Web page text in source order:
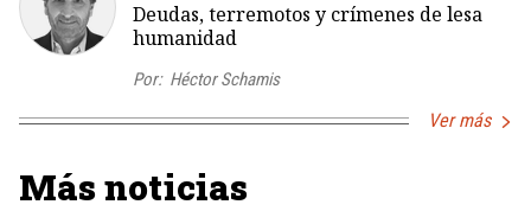
Deudas, terremotos y crímenes de lesa
humanidad
Por: Héctor Schamis
Ver más
Más noticias